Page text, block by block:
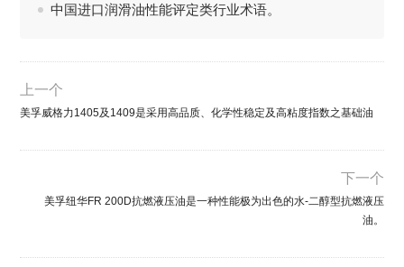
中国进口润滑油性能评定类行业术语。
上一个
美孚威格力1405及1409是采用高品质、化学性稳定及高粘度指数之基础油
下一个
美孚纽华FR 200D抗燃液压油是一种性能极为出色的水-二醇型抗燃液压
油。